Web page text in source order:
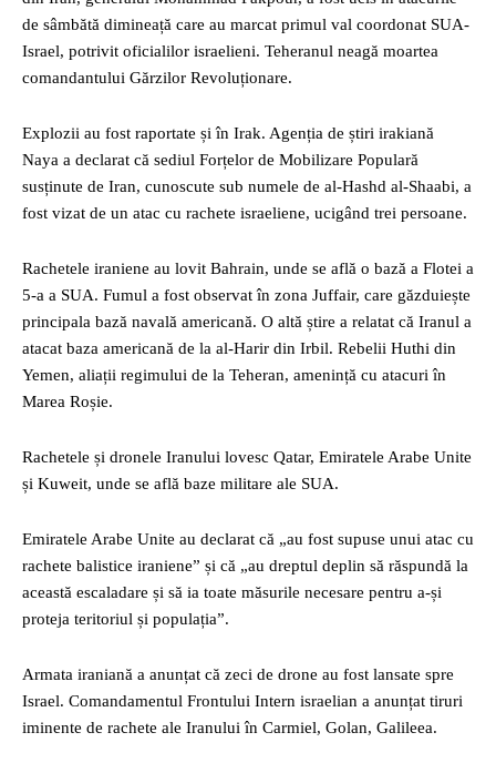
de sâmbătă dimineață care au marcat primul val coordonat SUA-
Israel, potrivit oficialilor israelieni. Teheranul neagă moartea
comandantului Gărzilor Revoluționare.
Explozii au fost raportate și în Irak. Agenția de știri irakiană
Naya a declarat că sediul Forțelor de Mobilizare Populară
susținute de Iran, cunoscute sub numele de al-Hashd al-Shaabi, a
fost vizat de un atac cu rachete israeliene, ucigând trei persoane.
Rachetele iraniene au lovit Bahrain, unde se află o bază a Flotei a
5-a a SUA. Fumul a fost observat în zona Juffair, care găzduiește
principala bază navală americană. O altă știre a relatat că Iranul a
atacat baza americană de la al-Harir din Irbil. Rebelii Huthi din
Yemen, aliații regimului de la Teheran, amenință cu atacuri în
Marea Roșie.
Rachetele și dronele Iranului lovesc Qatar, Emiratele Arabe Unite
și Kuweit, unde se află baze militare ale SUA.
Emiratele Arabe Unite au declarat că „au fost supuse unui atac cu
rachete balistice iraniene” și că „au dreptul deplin să răspundă la
această escaladare și să ia toate măsurile necesare pentru a-și
proteja teritoriul și populația”.
Armata iraniană a anunțat că zeci de drone au fost lansate spre
Israel. Comandamentul Frontului Intern israelian a anunțat tiruri
iminente de rachete ale Iranului în Carmiel, Golan, Galileea.